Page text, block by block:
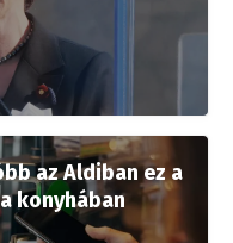
az Aldiban ez a
konyhában